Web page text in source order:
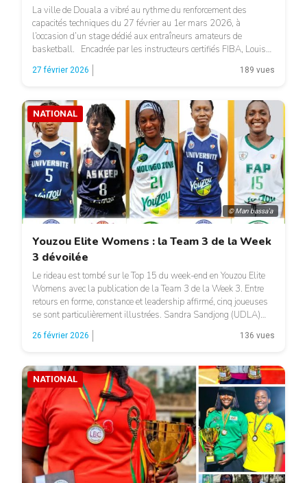
La ville de Douala a vibré au rythme du renforcement des
capacités techniques du 27 février au 1er mars 2026, à
l’occasion d’un stage dédié aux entraîneurs amateurs de
basketball. Encadrée par les instructeurs certifiés FIBA, Louis
Tsoungui et Olivier Basset, la session a réuni 34 stagiaires
issus des clubs de la région du […]
27 février 2026 189 vues
© Man bassa'a
NATIONAL
Youzou Elite Womens : la Team 3 de la Week
3 dévoilée
Le rideau est tombé sur le Top 15 du week-end en Youzou Elite
Womens avec la publication de la Team 3 de la Week 3. Entre
retours en forme, constance et leadership affirmé, cinq joueuses
se sont particulièrement illustrées. Sandra Sandjong (UDLA)
Gênée la saison dernière par une blessure au genou, Sandra
Sandjong retrouve progressivement […]
26 février 2026 136 vues
NATIONAL